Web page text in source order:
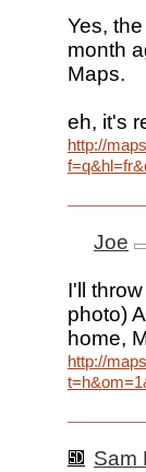
Yes,
month
Maps.
eh, it's
http://
Joe
I'll
photo)
home,
http://
Sam